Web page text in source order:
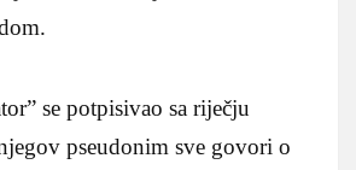
se potpisivao sa riječju
pseudonim sve govori o